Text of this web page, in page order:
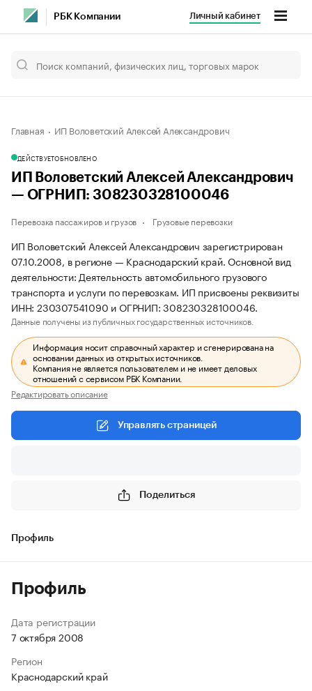
РБК Компании Личный кабинет
Главная ИП Воловетский Алексей Александрович
ДЕЙСТВУЕТОБНОВЛЕНО
ИП Воловетский Алексей Александрович
— ОГРНИП: 308230328100046
Перевозка пассажиров и грузов Грузовые перевозки
ИП Воловетский Алексей Александрович зарегистрирован
07.10.2008, в регионе — Краснодарский край. Основной вид
деятельности: Деятельность автомобильного грузового
транспорта и услуги по перевозкам. ИП присвоены реквизиты
ИНН: 230307541090 и ОГРНИП: 308230328100046.
Данные получены из публичных государственных источников.
Информация носит справочный характер и сгенерирована на
основании данных из открытых источников.
Компания не является пользователем и не имеет деловых
отношений с сервисом РБК Компании.
Редактировать описание
Управлять страницей
Поделиться
Профиль
Профиль
Дата регистрации
7 октября 2008
Регион
Краснодарский край